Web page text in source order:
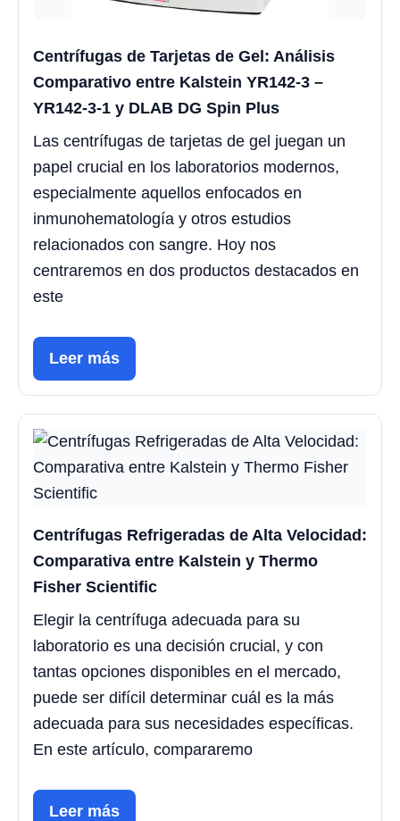
Centrífugas de Tarjetas de Gel: Análisis
Comparativo entre Kalstein YR142-3 –
YR142-3-1 y DLAB DG Spin Plus
Las centrífugas de tarjetas de gel juegan un
papel crucial en los laboratorios modernos,
especialmente aquellos enfocados en
inmunohematología y otros estudios
relacionados con sangre. Hoy nos
centraremos en dos productos destacados en
este
Leer más
Centrífugas Refrigeradas de Alta Velocidad:
Comparativa entre Kalstein y Thermo
Fisher Scientific
Elegir la centrífuga adecuada para su
laboratorio es una decisión crucial, y con
tantas opciones disponibles en el mercado,
puede ser difícil determinar cuál es la más
adecuada para sus necesidades específicas.
En este artículo, compararemo
Leer más